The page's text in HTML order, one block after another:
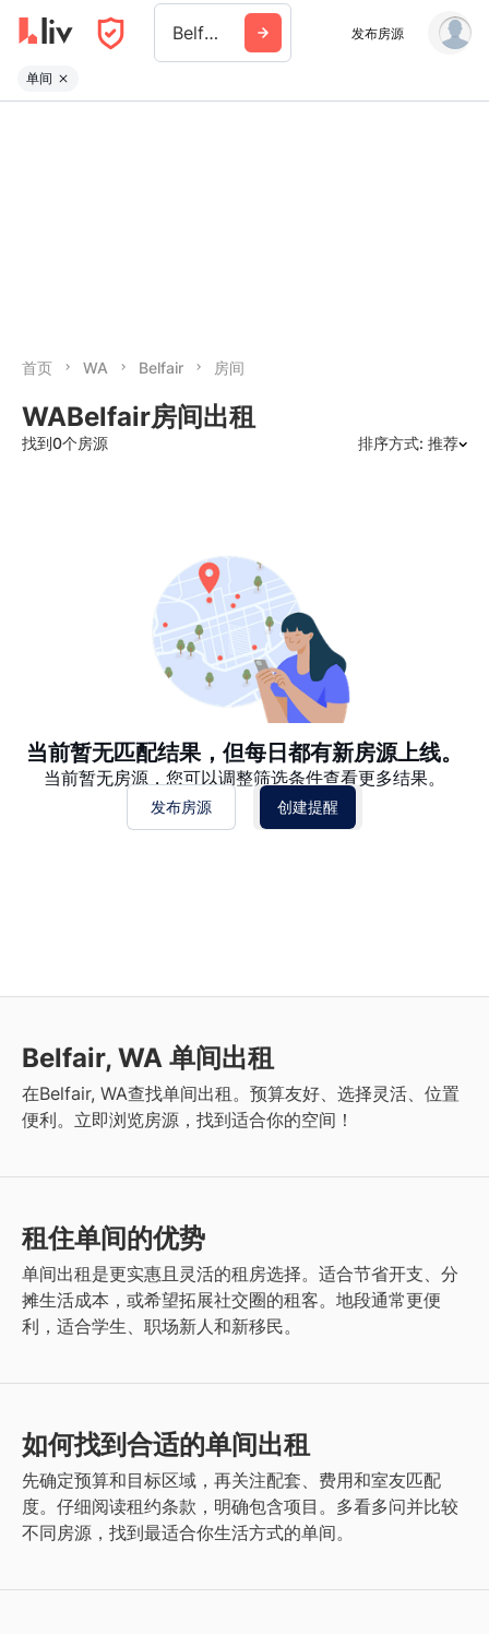
Belfair 发布房源
单间
首页 WA Belfair 房间
WABelfair房间出租
找到0个房源 排序方式: 推荐
当前暂无匹配结果，但每日都有新房源上线。
当前暂无房源，您可以调整筛选条件查看更多结果。
发布房源 创建提醒
Belfair, WA 单间出租
在Belfair, WA查找单间出租。预算友好、选择灵活、位置
便利。立即浏览房源，找到适合你的空间！
租住单间的优势
单间出租是更实惠且灵活的租房选择。适合节省开支、分
摊生活成本，或希望拓展社交圈的租客。地段通常更便
利，适合学生、职场新人和新移民。
如何找到合适的单间出租
先确定预算和目标区域，再关注配套、费用和室友匹配
度。仔细阅读租约条款，明确包含项目。多看多问并比较
不同房源，找到最适合你生活方式的单间。